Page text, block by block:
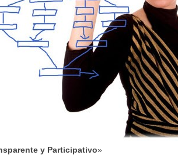
y Participativo»